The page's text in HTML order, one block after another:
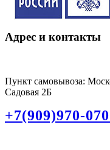
Адрес и контакты
Пункт самовывоза:
Садовая 2Б
+7(909)970-